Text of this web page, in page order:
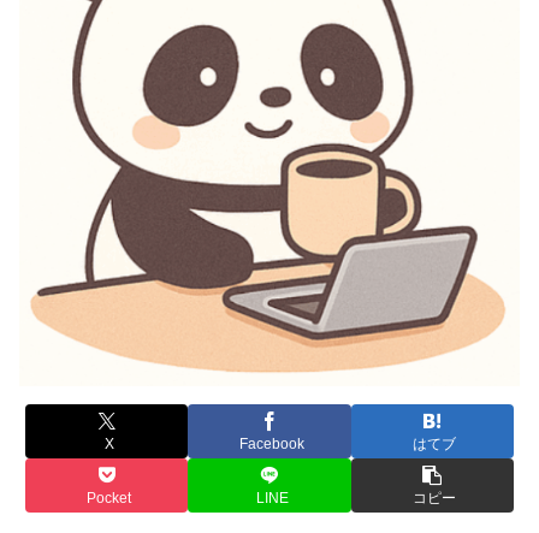
X Facebook はてブ
Pocket LINE コピー